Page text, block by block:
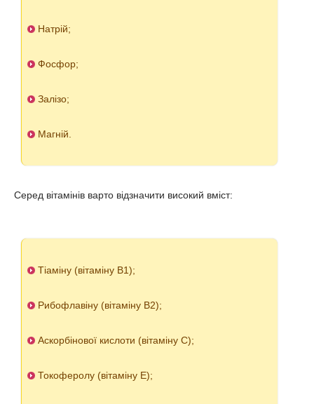
Натрій;
Фосфор;
Залізо;
Магній.
Серед вітамінів варто відзначити високий вміст:
Тіаміну (вітаміну В1);
Рибофлавіну (вітаміну В2);
Аскорбінової кислоти (вітаміну С);
Токоферолу (вітаміну Е);